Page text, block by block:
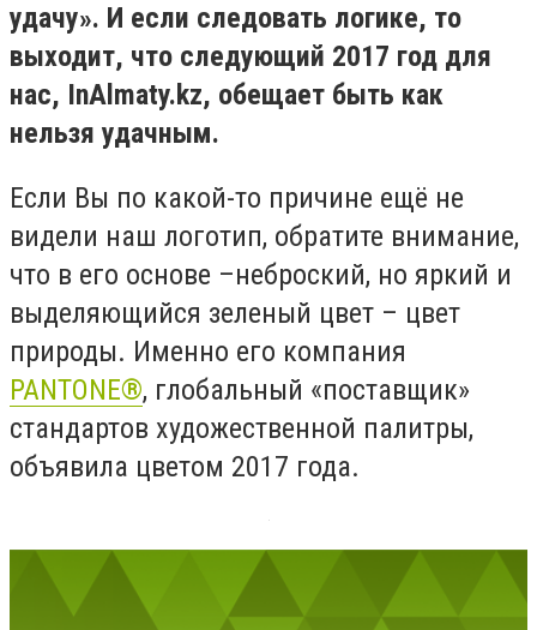
удачу». И если следовать логике, то
выходит, что следующий 2017 год для
нас, InAlmaty.kz, обещает быть как
нельзя удачным.
Если Вы по какой-то причине ещё не
видели наш логотип, обратите внимание,
что в его основе –неброский, но яркий и
выделяющийся зеленый цвет – цвет
природы. Именно его компания
PANTONE®, глобальный «поставщик»
стандартов художественной палитры,
объявила цветом 2017 года.